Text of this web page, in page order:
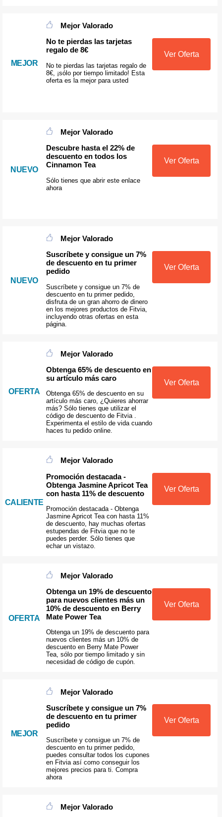
MEJOR
Mejor Valorado
No te pierdas las tarjetas
regalo de 8€
No te pierdas las tarjetas regalo de
8€, ¡sólo por tiempo limitado! Esta
oferta es la mejor para usted
Ver Oferta
NUEVO
Mejor Valorado
Descubre hasta el 22% de
descuento en todos los
Cinnamon Tea
Sólo tienes que abrir este enlace
ahora
Ver Oferta
NUEVO
Mejor Valorado
Suscríbete y consigue un 7%
de descuento en tu primer
pedido
Suscríbete y consigue un 7% de
descuento en tu primer pedido,
disfruta de un gran ahorro de dinero
en los mejores productos de Fitvia,
incluyendo otras ofertas en esta
página.
Ver Oferta
OFERTA
Mejor Valorado
Obtenga 65% de descuento en
su artículo más caro
Obtenga 65% de descuento en su
artículo más caro, ¿Quieres ahorrar
más? Sólo tienes que utilizar el
código de descuento de Fitvia .
Experimenta el estilo de vida cuando
haces tu pedido online.
Ver Oferta
CALIENTE
Mejor Valorado
Promoción destacada -
Obtenga Jasmine Apricot Tea
con hasta 11% de descuento
Promoción destacada - Obtenga
Jasmine Apricot Tea con hasta 11%
de descuento, hay muchas ofertas
estupendas de Fitvia que no te
puedes perder. Sólo tienes que
echar un vistazo.
Ver Oferta
OFERTA
Mejor Valorado
Obtenga un 19% de descuento
para nuevos clientes más un
10% de descuento en Berry
Mate Power Tea
Obtenga un 19% de descuento para
nuevos clientes más un 10% de
descuento en Berry Mate Power
Tea, sólo por tiempo limitado y sin
necesidad de código de cupón.
Ver Oferta
MEJOR
Mejor Valorado
Suscríbete y consigue un 7%
de descuento en tu primer
pedido
Suscríbete y consigue un 7% de
descuento en tu primer pedido,
puedes consultar todos los cupones
en Fitvia así como conseguir los
mejores precios para ti. Compra
ahora
Ver Oferta
Mejor Valorado